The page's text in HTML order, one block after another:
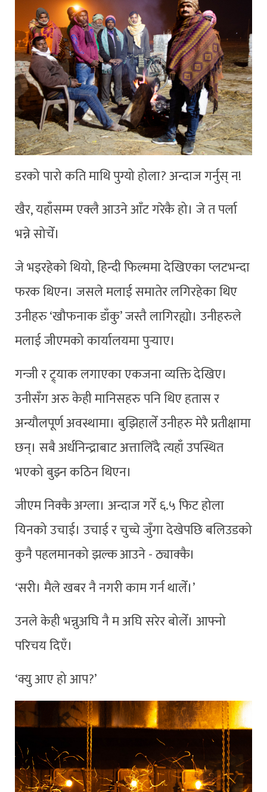
डरको पारो कति माथि पुग्यो होला? अन्दाज गर्नुस् न!
खैर, यहाँसम्म एक्लै आउने आँट गरेकै हो। जे त पर्ला
भन्ने सोचेँ।
जे भइरहेको थियो, हिन्दी फिल्ममा देखिएका प्लटभन्दा
फरक थिएन। जसले मलाई समातेर लगिरहेका थिए
उनीहरु ‘खौफनाक डाँकु’ जस्तै लागिरह्यो। उनीहरुले
मलाई जीएमको कार्यालयमा पुर्‍याए।
गन्जी र ट्र्याक लगाएका एकजना व्यक्ति देखिए।
उनीसँग अरु केही मानिसहरु पनि थिए हतास र
अन्यौलपूर्ण अवस्थामा। बुझिहालेँ उनीहरु मेरै प्रतीक्षामा
छन्। सबै अर्धनिन्द्राबाट अत्तालिँदै त्यहाँ उपस्थित
भएको बुझ्न कठिन थिएन।
जीएम निक्कै अग्ला। अन्दाज गरेँ ६.५ फिट होला
यिनको उचाई। उचाई र चुच्चे जुँगा देखेपछि बलिउडको
कुनै पहलमानको झल्क आउने - ठ्याक्कै।
‘सरी। मैले खबर नै नगरी काम गर्न थालेँ।’
उनले केही भन्नुअघि नै म अघि सरेर बोलेँ। आफ्नो
परिचय दिएँ।
‘क्यु आए हो आप?’